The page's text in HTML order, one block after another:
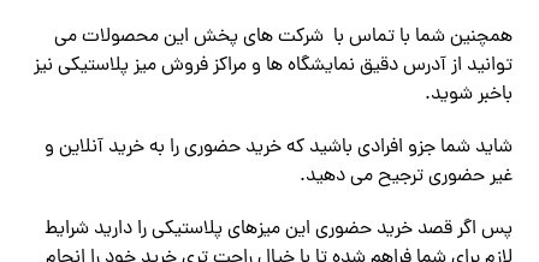
همچنین شما با تماس با شرکت های پخش این محصولات می
توانید از آدرس دقیق نمایشگاه ها و مراکز فروش میز پلاستیکی نیز
باخبر شوید.
شاید شما جزو افرادی باشید که خرید حضوری را به خرید آنلاین و
غیر حضوری ترجیح می دهید.
پس اگر قصد خرید حضوری این میزهای پلاستیکی را دارید شرایط